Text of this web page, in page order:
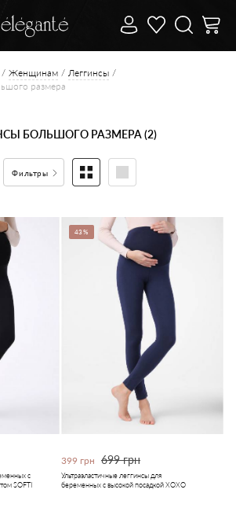
Женщинам
Леггинсы
размера
БОЛЬШОГО РАЗМЕРА (2)
Фильтры
с
SOFTI
43%
399 грн 699 грн
Ультраэластичные леггинсы для
беременных с высокой посадкой XOXO